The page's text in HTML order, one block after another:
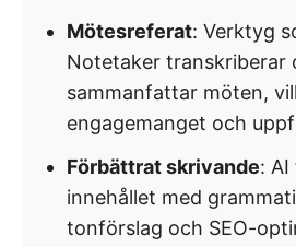
Mötesreferat: Verktyg
Notetaker transkriberar
sammanfattar möten,
engagemanget och
Förbättrat skrivande:
innehållet med
tonförslag och SEO-